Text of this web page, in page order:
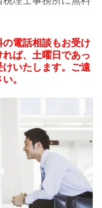
電話相談もお受け
ば、土曜日であっ
いたします。ご遠
。